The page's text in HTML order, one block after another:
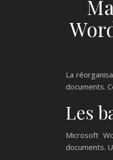
La
documents.
Les
Microsoft
documents.